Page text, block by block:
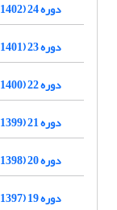
دوره 24 (1402-1403)
دوره 23 (1401-1402)
دوره 22 (1400-1401)
دوره 21 (1399-1400)
دوره 20 (1398-1399)
دوره 19 (1397-1398)